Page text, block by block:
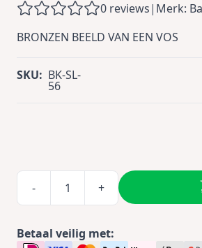
0 reviews| Merk:
BRONZEN BEELD VAN EEN VOS
SKU: BK-SL-
56
- +
Betaal veilig met: